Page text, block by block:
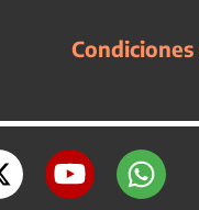
Condiciones